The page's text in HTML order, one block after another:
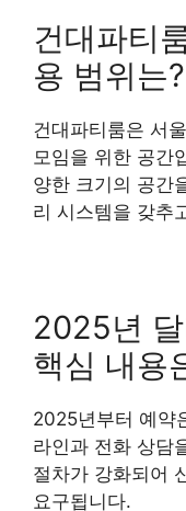
건대파티
용 범위는?
건대파티룸은 서
모임을 위한 공간
양한 크기의 공간
리 시스템을 갖추
2025년
핵심 내용
2025년부터 예약
라인과 전화 상담
절차가 강화되어
요구됩니다.